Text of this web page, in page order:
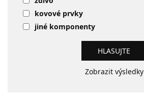
kovové prvky
jiné komponenty
Zobrazit výsledky